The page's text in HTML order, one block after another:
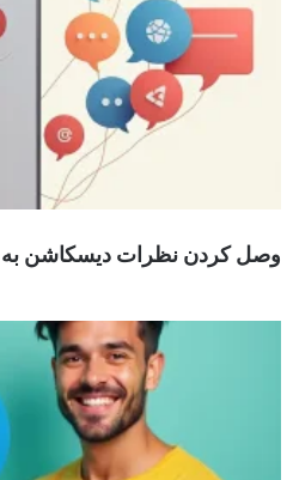
وصل کردن نظرات دیسکاشن به